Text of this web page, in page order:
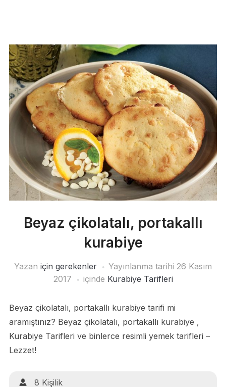
Beyaz çikolatalı, portakallı
kurabiye
Yazan için gerekenler Yayınlanma tarihi 26 Kasım
2017
içinde Kurabiye Tarifleri
Beyaz çikolatalı, portakallı kurabiye tarifi mi
aramıştınız? Beyaz çikolatalı, portakallı kurabiye ,
Kurabiye Tarifleri ve binlerce resimli yemek tarifleri –
Lezzet!
8 Kişilik